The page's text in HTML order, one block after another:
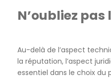
N’oubliez
Au-delà de l’aspect
la réputation, l’aspect
essentiel dans le choix